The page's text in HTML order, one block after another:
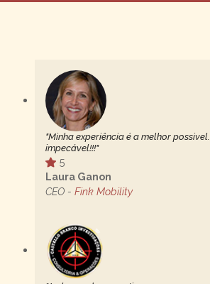
"Minha experiência é a melhor
impecável!!!"
5
Laura Ganon
CEO - Fink Mobility